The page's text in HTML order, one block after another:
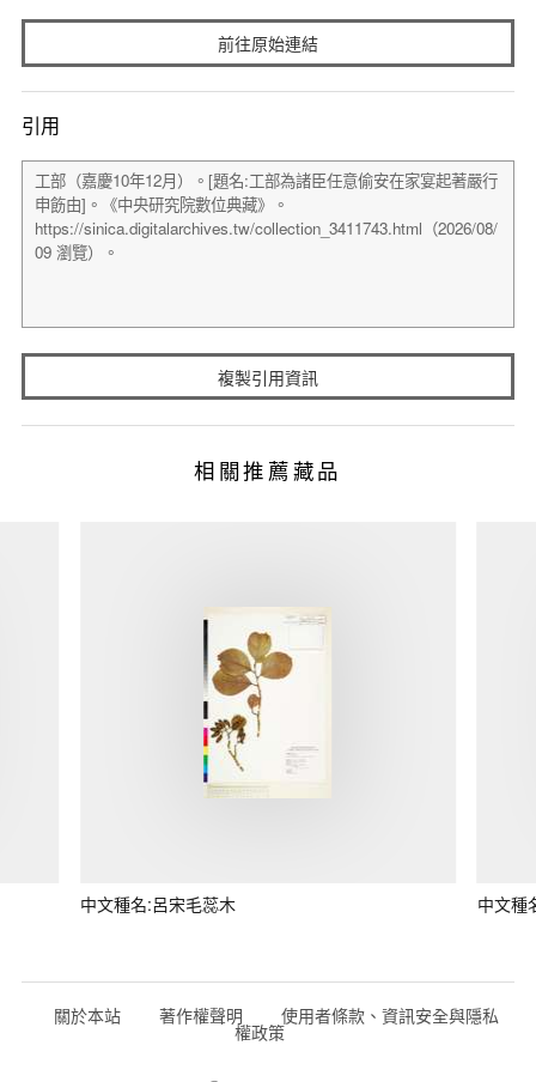
前往原始連結
引用
複製引用資訊
相關推薦藏品
中文種名:呂宋毛蕊木 中文種
關於本站 著作權聲明 使用者條款、資訊安全與隱私
權政策